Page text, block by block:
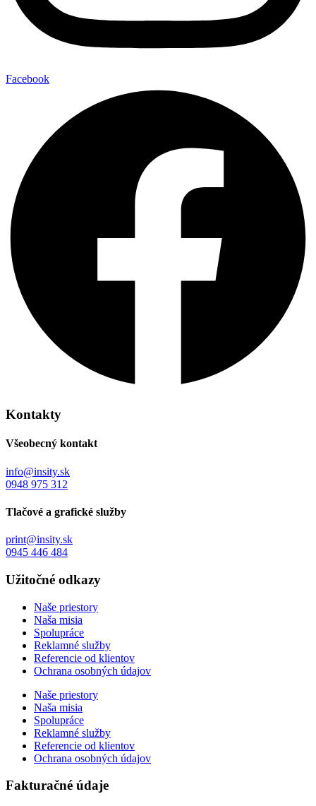
Facebook
Kontakty
Všeobecný kontakt
info@insity.sk
0948 975 312
Tlačové a grafické služby
print@insity.sk
0945 446 484
Užitočné odkazy
Naše priestory
Naša misia
Spolupráce
Reklamné služby
Referencie od klientov
Ochrana osobných údajov
Naše priestory
Naša misia
Spolupráce
Reklamné služby
Referencie od klientov
Ochrana osobných údajov
Fakturačné údaje